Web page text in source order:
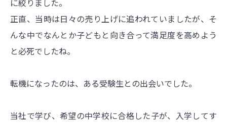
に絞りました。
正直、当時は日々の売り上げに追われていましたが、そ
んな中でなんとか子どもと向き合って満足度を高めよう
と必死でしたね。
転機になったのは、ある受験生との出会いでした。
当社で学び、希望の中学校に合格した子が、入学してす